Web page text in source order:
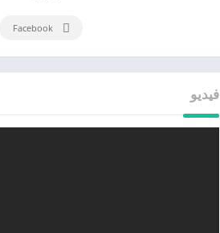
Facebook
فيديو